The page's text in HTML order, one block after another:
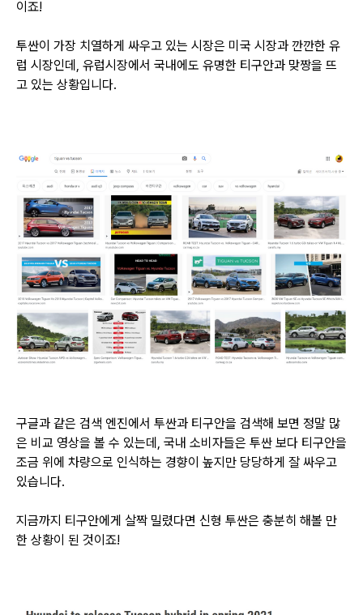
이죠!
투싼이 가장 치열하게 싸우고 있는 시장은 미국 시장과 깐깐한 유
럽 시장인데, 유럽시장에서 국내에도 유명한 티구안과 맞짱을 뜨
고 있는 상황입니다.
구글과 같은 검색 엔진에서 투싼과 티구안을 검색해 보면 정말 많
은 비교 영상을 볼 수 있는데, 국내 소비자들은 투싼 보다 티구안을
조금 위에 차량으로 인식하는 경향이 높지만 당당하게 잘 싸우고
있습니다.
지금까지 티구안에게 살짝 밀렸다면 신형 투싼은 충분히 해볼 만
한 상황이 된 것이죠!